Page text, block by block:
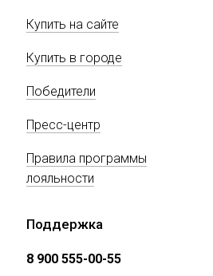
Купить на сайте
Купить в городе
Победители
Пресс-центр
Правила программы
лояльности
Поддержка
8 900 555-00-55